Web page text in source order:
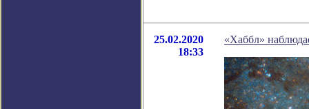
25.02.2020
18:33
«Хаббл»